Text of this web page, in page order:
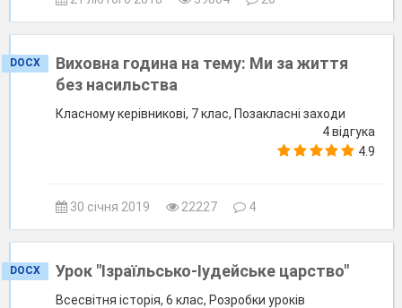
DOCX
Виховна година на тему: Ми за життя
без насильства
Класному керівникові, 7 клас, Позакласні заходи
4 відгука
4.9
30 січня 2019 22227 4
DOCX Урок "Ізраїльсько-Іудейське царство"
Всесвітня історія, 6 клас, Розробки уроків